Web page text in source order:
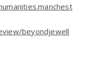
beyondjewell